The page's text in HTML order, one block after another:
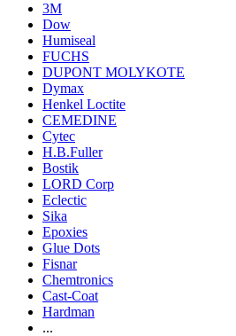
3M
Dow
Humiseal
FUCHS
DUPONT MOLYKOTE
Dymax
Henkel Loctite
CEMEDINE
Cytec
H.B.Fuller
Bostik
LORD Corp
Eclectic
Sika
Epoxies
Glue Dots
Fisnar
Chemtronics
Cast-Coat
Hardman
...